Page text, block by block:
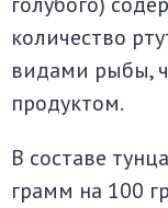
количество
видами рыбы,
продуктом.
В составе тунца
грамм на 100